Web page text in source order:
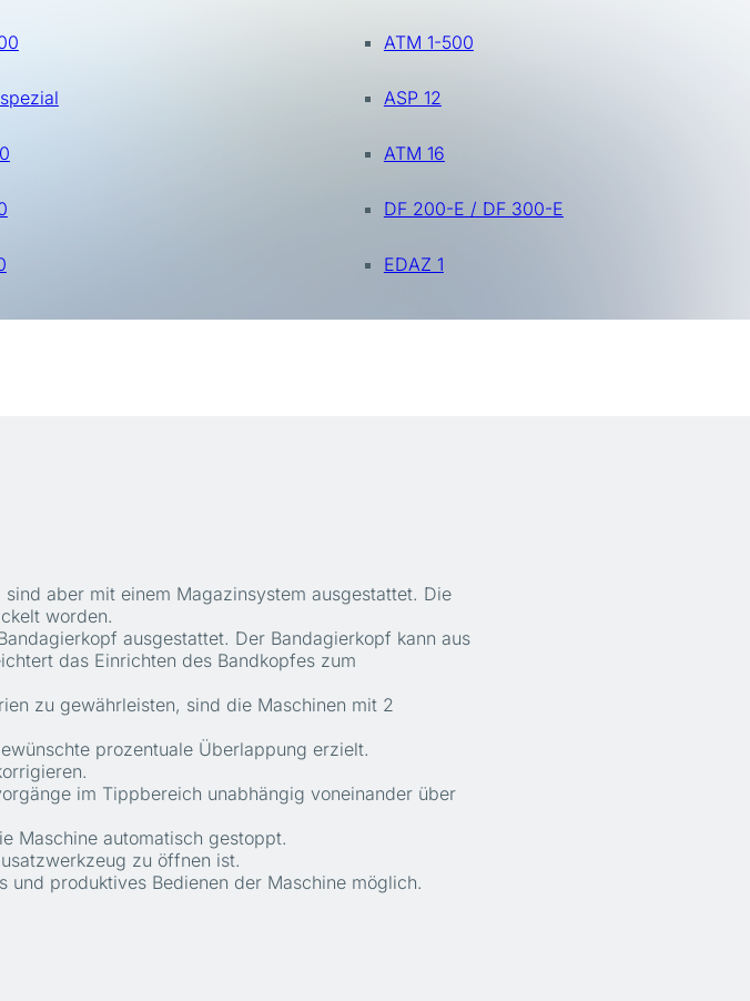
ATM 1-500
ASP 12
ATM 16
DF 200-E / DF 300-E
EDAZ 1
aber mit einem Magazinsystem ausgestattet. Die
worden.
ausgestattet. Der Bandagierkopf kann aus
das Einrichten des Bandkopfes zum
zu gewährleisten, sind die Maschinen mit 2
prozentuale Überlappung erzielt.
im Tippbereich unabhängig voneinander über
Maschine automatisch gestoppt.
zu öffnen ist.
produktives Bedienen der Maschine möglich.